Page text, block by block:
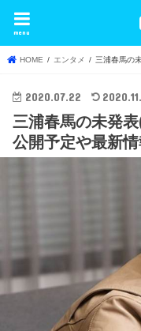
menu
HOME エンタメ 三浦春馬の
2020.07.22
三浦春馬の未発
公開予定や最新情